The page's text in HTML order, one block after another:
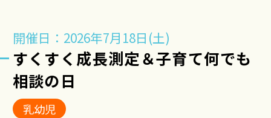
開催日：2026年7月18日(土)
すくすく成長測定＆子育て何でも
相談の日
乳幼児